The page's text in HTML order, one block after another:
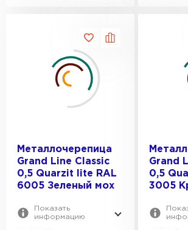
Металлочерепица
Grand Line Classic
0,5 Quarzit lite RAL
6005 Зеленый мох
Показать
информацию
Grand
0,5
3005